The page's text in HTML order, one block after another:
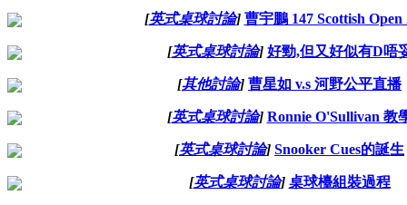
[英式桌球討論] 曹宇鵬 147 Scottish Open
[英式桌球討論] 好勁,但又好似有D唔
[其他討論] 曹星如 v.s 河野公平直播
[英式桌球討論] Ronnie O'Sullivan 教
[英式桌球討論] Snooker Cues的誕生
[英式桌球討論] 桌球檯組裝過程